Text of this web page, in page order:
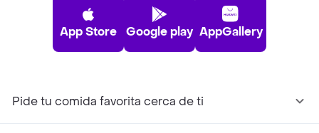
App Store Google play AppGallery
Pide tu comida favorita cerca de ti